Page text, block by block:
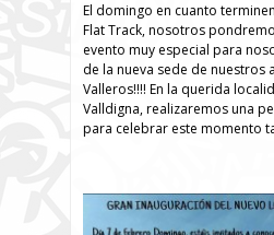
El domingo en cuanto
Flat Track, nosotros
evento muy especial para
de la nueva sede de nuestros
Valleros!!!! En la querida
Valldigna, realizaremos una
para celebrar este momento